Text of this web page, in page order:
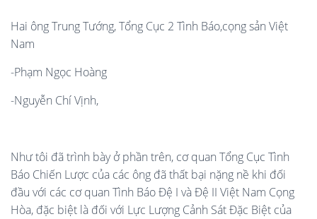
Hai ông Trung Tướng, Tổng Cục 2 Tình Báo,cọng sản Việt
Nam
-Phạm Ngọc Hoàng
-Nguyễn Chí Vịnh,
Như tôi đã trình bày ở phần trên, cơ quan Tổng Cục Tình
Báo Chiến Lược của các ông đã thất bại nặng nề khi đối
đầu với các cơ quan Tình Báo Đệ I và Đệ II Việt Nam Cọng
Hòa, đặc biệt là đối với Lực Lượng Cảnh Sát Đặc Biệt của